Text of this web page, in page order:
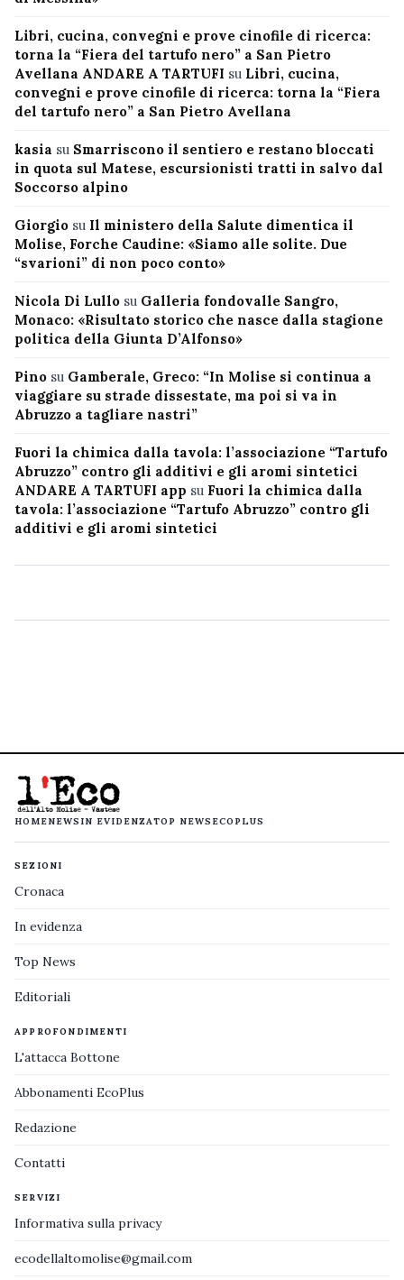
Libri, cucina, convegni e prove cinofile di ricerca:
torna la “Fiera del tartufo nero” a San Pietro
Avellana ANDARE A TARTUFI su Libri, cucina,
convegni e prove cinofile di ricerca: torna la “Fiera
del tartufo nero” a San Pietro Avellana
kasia su Smarriscono il sentiero e restano bloccati
in quota sul Matese, escursionisti tratti in salvo dal
Soccorso alpino
Giorgio su Il ministero della Salute dimentica il
Molise, Forche Caudine: «Siamo alle solite. Due
“svarioni” di non poco conto»
Nicola Di Lullo su Galleria fondovalle Sangro,
Monaco: «Risultato storico che nasce dalla stagione
politica della Giunta D’Alfonso»
Pino su Gamberale, Greco: “In Molise si continua a
viaggiare su strade dissestate, ma poi si va in
Abruzzo a tagliare nastri”
Fuori la chimica dalla tavola: l’associazione “Tartufo
Abruzzo” contro gli additivi e gli aromi sintetici
ANDARE A TARTUFI app su Fuori la chimica dalla
tavola: l’associazione “Tartufo Abruzzo” contro gli
additivi e gli aromi sintetici
HOMENEWS IN EVIDENZATOP NEWS ECOPLUS
SEZIONI
Cronaca
In evidenza
Top News
Editoriali
APPROFONDIMENTI
L'attacca Bottone
Abbonamenti EcoPlus
Redazione
Contatti
SERVIZI
Informativa sulla privacy
ecodellaltomolise@gmail.com